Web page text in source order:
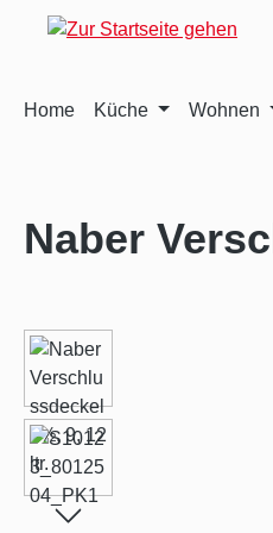
Hauptinhalt springen
Zur Suche springen
Zur Hauptnavigation
Home Küche Wohnen
Naber
Bildergalerie überspringen